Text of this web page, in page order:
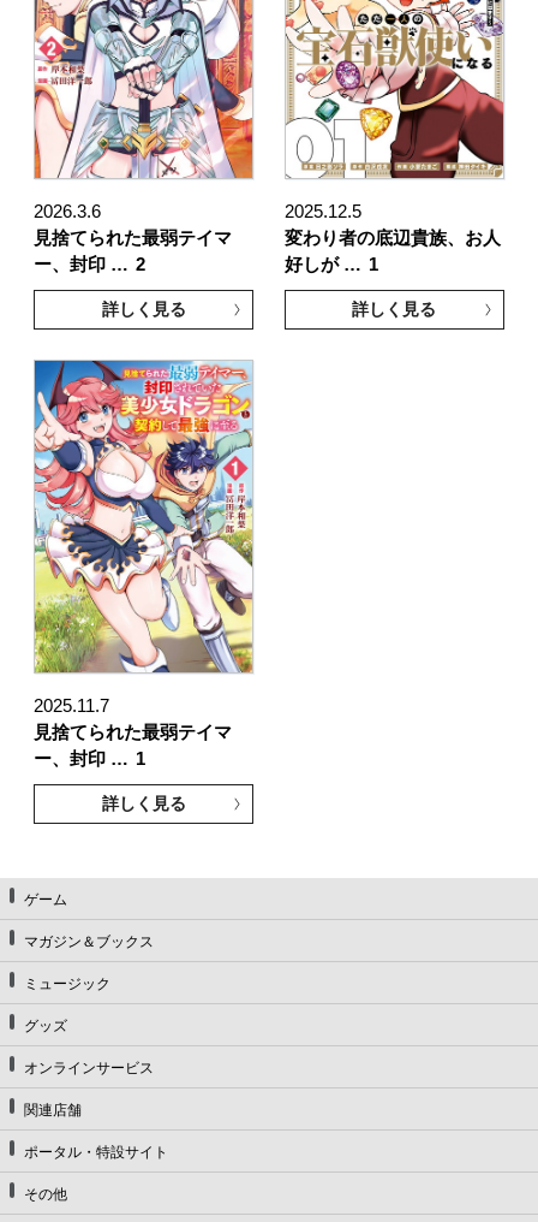
2026.3.6
見捨てられた最弱テイマ
ー、封印 … 2
詳しく見る
2025.12.5
変わり者の底辺貴族、お人
好しが … 1
詳しく見る
2025.11.7
見捨てられた最弱テイマ
ー、封印 … 1
詳しく見る
ゲーム
マガジン＆ブックス
ミュージック
グッズ
オンラインサービス
関連店舗
ポータル・特設サイト
その他